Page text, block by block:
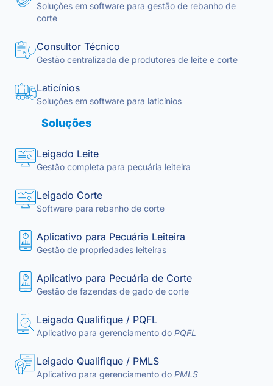
Soluções em software para gestão de rebanho de
corte
Consultor Técnico
Gestão centralizada de produtores de leite e corte
Laticínios
Soluções em software para laticínios
Soluções
Leigado Leite
Gestão completa para pecuária leiteira
Leigado Corte
Software para rebanho de corte
Aplicativo para Pecuária Leiteira
Gestão de propriedades leiteiras
Aplicativo para Pecuária de Corte
Gestão de fazendas de gado de corte
Leigado Qualifique / PQFL
Aplicativo para gerenciamento do PQFL
Leigado Qualifique / PMLS
Aplicativo para gerenciamento do PMLS